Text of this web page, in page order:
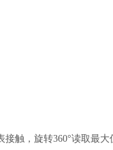
触，旋转360°读取最